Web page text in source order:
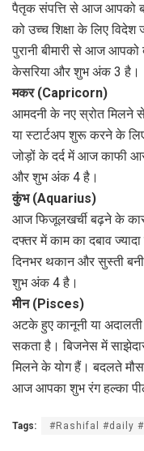
पैतृक संपत्ति से आज आपको
को उच्च शिक्षा के लिए
पुरानी बीमारी से आज
केसरिया और शुभ अंक 3 है।
मकर (Capricorn)
आमदनी के नए स्रोत मिलने
या स्टार्टअप शुरू करने के
जोड़ों के दर्द में आज काफी
और शुभ अंक 4 है।
कुंभ (Aquarius)
आज फिजूलखर्ची बढ़ने के
दफ्तर में काम का दबाव
दिनभर थकान और सुस्ती
शुभ अंक 4 है।
मीन (Pisces)
अटके हुए कानूनी या
सकता है। बिजनेस में
मिलने के योग हैं। बदलते
आज आपका शुभ रंग हल्का
Tags: #Rashifal #daily